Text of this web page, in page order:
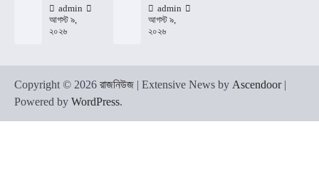
admin
আগস্ট ৯,
২০২৬
admin
আগস্ট ৯,
২০২৬
Copyright © 2026 রাজনিউজ | Extensive News by Ascendoor|
Powered by WordPress.